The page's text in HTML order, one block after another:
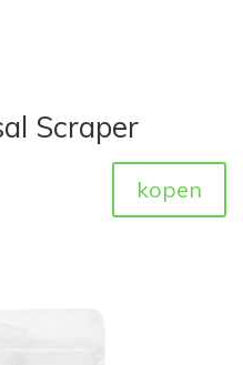
Scraper
kopen